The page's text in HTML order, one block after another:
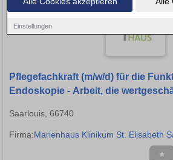
Einstellungen
Pflegefachkraft (m/w/d) für die
Endoskopie - Arbeit, die
Saarlouis, 66740
Firma:Marienhaus Klinikum St. Elisabeth
★